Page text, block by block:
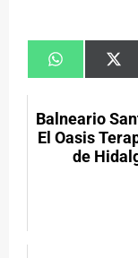
Compartir
en en
Balneario
El Oasis
de